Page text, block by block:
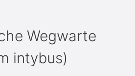
Wegwarte
intybus)